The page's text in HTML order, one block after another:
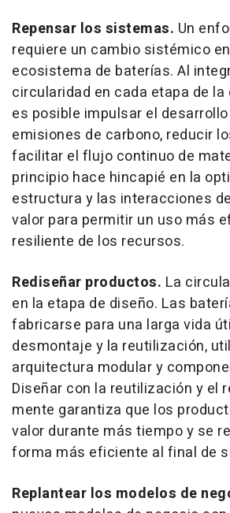
Repensar los sistemas. Un
requiere un cambio sistémico
ecosistema de baterías. Al
circularidad en cada etapa de la
es posible impulsar el
emisiones de carbono, reducir
facilitar el flujo continuo de
principio hace hincapié en la
estructura y las interacciones
valor para permitir un uso más
resiliente de los recursos.
Rediseñar productos. La
en la etapa de diseño. Las
fabricarse para una larga vida
desmontaje y la reutilización,
arquitectura modular y
Diseñar con la reutilización y el
mente garantiza que los
valor durante más tiempo y se
forma más eficiente al final de
Replantear los modelos de